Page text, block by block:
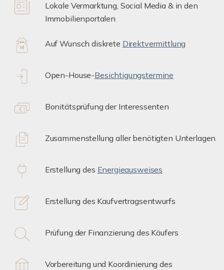
Lokale Vermarktung, Social Media & in den
Immobilienportalen
Auf Wunsch diskrete Direktvermittlung
Open-House-Besichtigungstermine
Bonitätsprüfung der Interessenten
Zusammenstellung aller benötigten Unterlagen
Erstellung des Energieausweises
Erstellung des Kaufvertragsentwurfs
Prüfung der Finanzierung des Käufers
Vorbereitung und Koordinierung des